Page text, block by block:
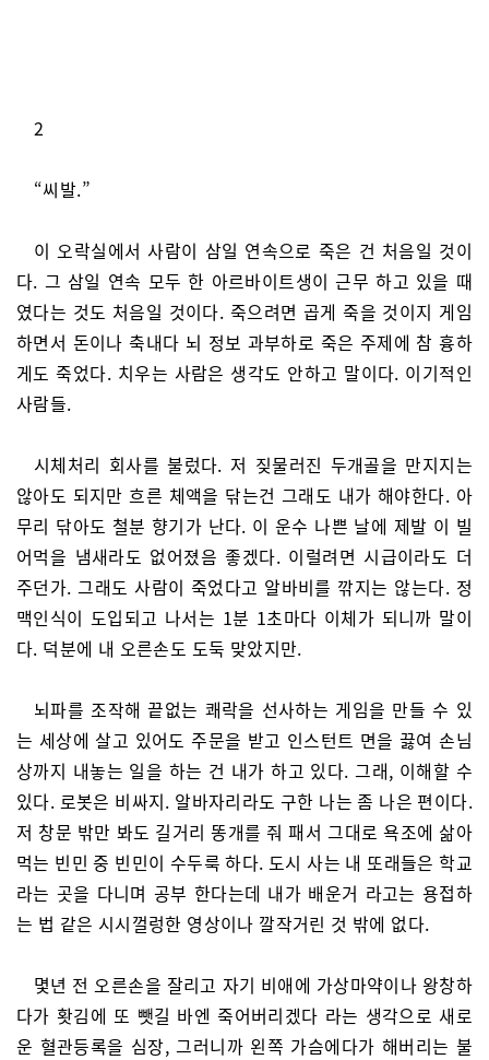
2
“씨발.”
이 오락실에서 사람이 삼일 연속으로 죽은 건 처음일 것이
다. 그 삼일 연속 모두 한 아르바이트생이 근무 하고 있을 때
였다는 것도 처음일 것이다. 죽으려면 곱게 죽을 것이지 게임
하면서 돈이나 축내다 뇌 정보 과부하로 죽은 주제에 참 흉하
게도 죽었다. 치우는 사람은 생각도 안하고 말이다. 이기적인
사람들.
시체처리 회사를 불렀다. 저 짖물러진 두개골을 만지지는
않아도 되지만 흐른 체액을 닦는건 그래도 내가 해야한다. 아
무리 닦아도 철분 향기가 난다. 이 운수 나쁜 날에 제발 이 빌
어먹을 냄새라도 없어졌음 좋겠다. 이럴려면 시급이라도 더
주던가. 그래도 사람이 죽었다고 알바비를 깎지는 않는다. 정
맥인식이 도입되고 나서는 1분 1초마다 이체가 되니까 말이
다. 덕분에 내 오른손도 도둑 맞았지만.
뇌파를 조작해 끝없는 쾌락을 선사하는 게임을 만들 수 있
는 세상에 살고 있어도 주문을 받고 인스턴트 면을 끓여 손님
상까지 내놓는 일을 하는 건 내가 하고 있다. 그래, 이해할 수
있다. 로봇은 비싸지. 알바자리라도 구한 나는 좀 나은 편이다.
저 창문 밖만 봐도 길거리 똥개를 줘 패서 그대로 욕조에 삶아
먹는 빈민 중 빈민이 수두룩 하다. 도시 사는 내 또래들은 학교
라는 곳을 다니며 공부 한다는데 내가 배운거 라고는 용접하
는 법 같은 시시껄렁한 영상이나 깔작거린 것 밖에 없다.
몇년 전 오른손을 잘리고 자기 비애에 가상마약이나 왕창하
다가 홧김에 또 뺏길 바엔 죽어버리겠다 라는 생각으로 새로
운 혈관등록을 심장, 그러니까 왼쪽 가슴에다가 해버리는 불